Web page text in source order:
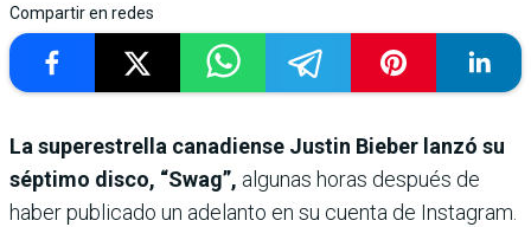
Compartir en redes
La superestrella canadiense Justin Bieber lanzó su
séptimo disco, “Swag”, algunas horas después de
haber publicado un adelanto en su cuenta de Instagram.